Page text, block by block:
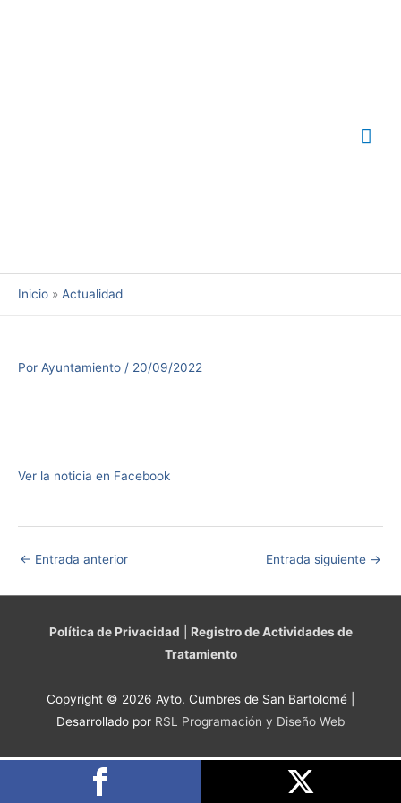
Inicio Actualidad
Por Ayuntamiento / 20/09/2022
Ver la noticia en Facebook
← Entrada anterior Entrada siguiente →
Política de Privacidad
Registro de Actividades de
Tratamiento
Copyright © 2026 Ayto. Cumbres de San Bartolomé |
Desarrollado por RSL Programación y Diseño Web